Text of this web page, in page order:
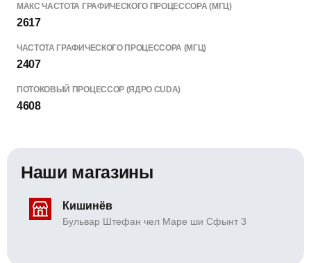
МАКС ЧАСТОТА ГРАФИЧЕСКОГО ПРОЦЕССОРА (МГЦ)
2617
ЧАСТОТА ГРАФИЧЕСКОГО ПРОЦЕССОРА (МГЦ)
2407
ПОТОКОВЫЙ ПРОЦЕССОР (ЯДРО CUDA)
4608
Наши магазины
Кишинёв
Бульвар Штефан чел Маре ши Сфынт 3